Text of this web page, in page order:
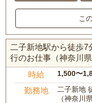
こ
二子新地駅から徒歩
行のお仕事（神奈川
時給 1,500〜
勤務地
二子新地
（神奈川